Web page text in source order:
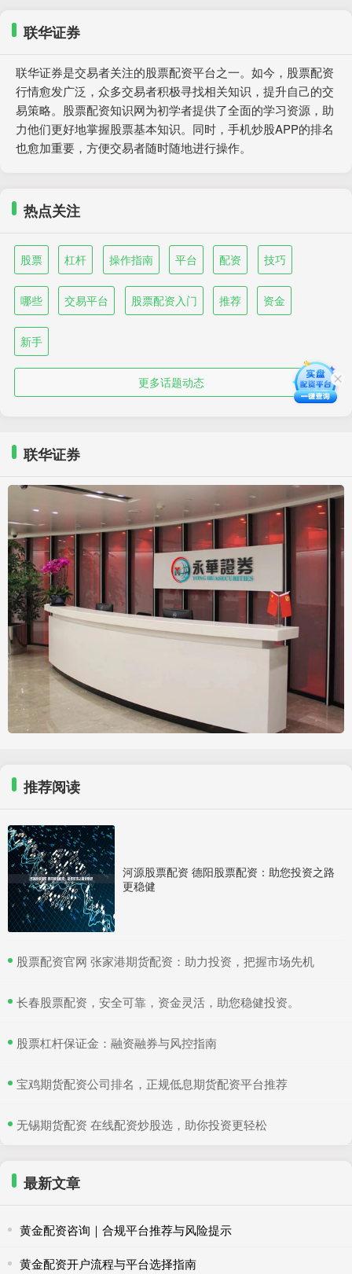
联华证券
联华证券是交易者关注的股票配资平台之一。如今，股票配资
行情愈发广泛，众多交易者积极寻找相关知识，提升自己的交
易策略。股票配资知识网为初学者提供了全面的学习资源，助
力他们更好地掌握股票基本知识。同时，手机炒股APP的排名
也愈加重要，方便交易者随时随地进行操作。
热点关注
股票 杠杆 操作指南 平台 配资 技巧
哪些 交易平台 股票配资入门 推荐 资金
新手
更多话题动态
联华证券
推荐阅读
河源股票配资 德阳股票配资：助您投资之路
更稳健
​股票配资官网 张家港期货配资：助力投资，把握市场先机
​长春股票配资，安全可靠，资金灵活，助您稳健投资。
​股票杠杆保证金：融资融券与风控指南
​宝鸡期货配资公司排名，正规低息期货配资平台推荐
​无锡期货配资 在线配资炒股选，助你投资更轻松
最新文章
黄金配资咨询｜合规平台推荐与风险提示
黄金配资开户流程与平台选择指南